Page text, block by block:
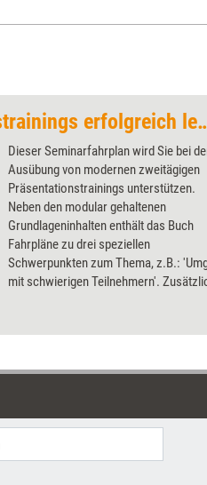
ausgestattet und gestaltet
Dieser Seminarfahrplan wird Sie bei
Ausübung von modernen zweitägigen
Präsentationstrainings unterstützen.
Neben den modular gehaltenen
Grundlageninhalten enthält das Buch
Fahrpläne zu drei speziellen
Schwerpunkten zum Thema, z.B.:
mit schwierigen Teilnehmern'.
ergänzen das Buch.